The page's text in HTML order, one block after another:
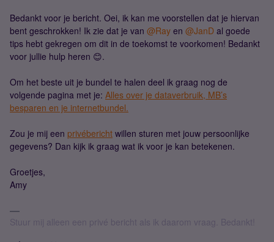
Bedankt voor je bericht. Oei, ik kan me voorstellen dat je hiervan
bent geschrokken! Ik zie dat je van @Ray en @JanD al goede
tips hebt gekregen om dit in de toekomst te voorkomen! Bedankt
voor jullie hulp heren 😊.
Om het beste uit je bundel te halen deel ik graag nog de
volgende pagina met je: Alles over je dataverbruik, MB’s
besparen en je internetbundel.
Zou je mij een privébericht willen sturen met jouw persoonlijke
gegevens? Dan kijk ik graag wat ik voor je kan betekenen.
Groetjes,
Amy
Stuur mij alleen een privé bericht als ik daarom vraag. Bedankt!